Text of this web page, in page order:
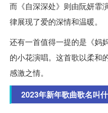
而《自深深处》则由阮妍霏
律展现了爱的深情和温暖。
还有一首值得一提的是《妈
的小花演唱。这首歌以柔和
感激之情。
2023年新年歌曲歌名叫